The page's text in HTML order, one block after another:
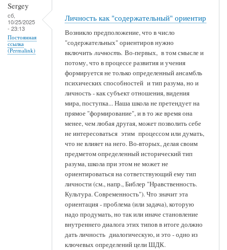
Sergey
сб,
10/25/2025
- 23:13
Постоянная
ссылка
(Permalink)
Личность как "содержательный" ориентир
Возникло предположение, что в число
"содержательных" ориентиров нужно
включитьличность. Во-первых, в том смысле и
потому, что в процессе развития и учения
формируется не только определенный ансамбль
психических способностей и тип разума, но и
личность - как субъект отношения, видения
мира, поступка... Наша школа не претендует на
прямое "формирование", и в то же время она
менее, чем любая другая, может позволить себе
не интересоваться этим процессом или думать,
что не влияет на него. Во-вторых, делая своим
предметом определенный исторический тип
разума, школа при этом не может не
ориентироваться на сответствующий ему тип
личности (см., напр., Библер "Нравственность.
Культура. Современность"). Что значит эта
ориентация - проблема (или задача), которую
надо продумать, но так или иначе становление
внутреннего диалога этих типов в итоге должно
дать личность диалогическую, и это - одно из
ключевых определений цели ШДК.